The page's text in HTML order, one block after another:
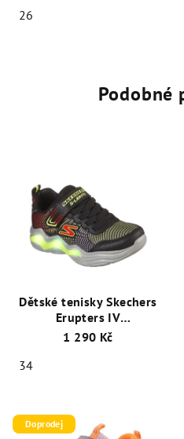
26
Podobné
Dětské tenisky Skechers
Erupters IV
400125L/BKLM
1 290 Kč
34
Doprodej